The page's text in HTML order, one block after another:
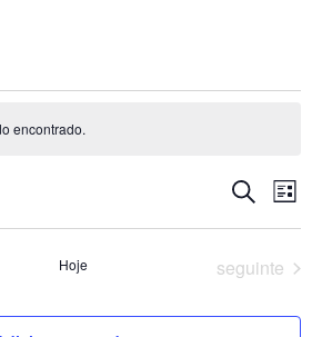
encontrado.
e
Procurar
Lista
Hoje Eventos
seguinte